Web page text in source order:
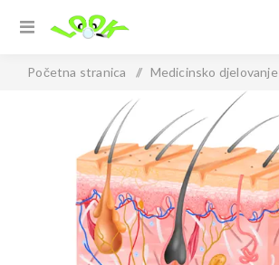
Početna stranica / Medicinsko djelovanje